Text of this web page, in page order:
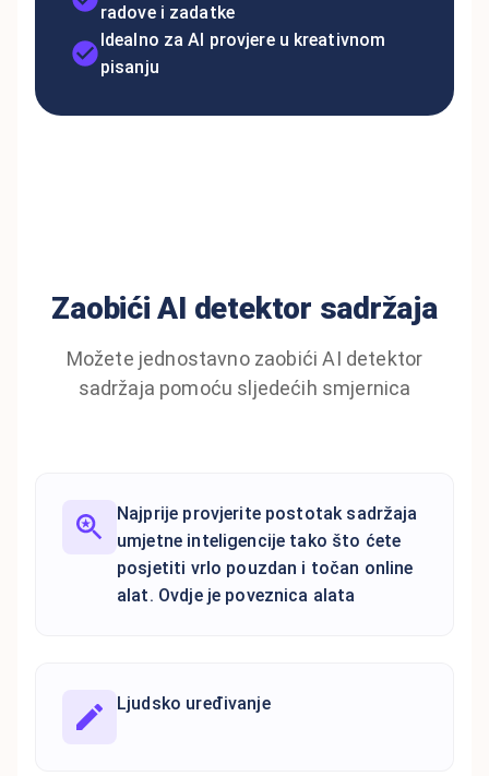
radove i zadatke
Idealno za AI provjere u kreativnom
pisanju
Zaobići AI detektor sadržaja
Možete jednostavno zaobići AI detektor
sadržaja pomoću sljedećih smjernica
Najprije provjerite postotak sadržaja
umjetne inteligencije tako što ćete
posjetiti vrlo pouzdan i točan online
alat. Ovdje je poveznica alata
Ljudsko uređivanje